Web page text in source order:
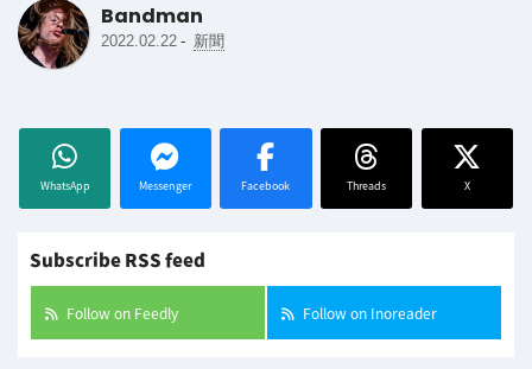
Bandman
2022.02.22 - 新聞
WhatsApp Messenger Facebook Threads X
Subscribe RSS feed
Follow on Feedly Follow on Inoreader